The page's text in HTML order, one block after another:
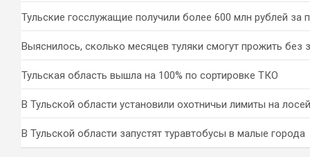
Тульские госслужащие получили более 600 млн рублей за
Выяснилось, сколько месяцев туляки смогут прожить без
Тульская область вышла на 100% по сортировке ТКО
В Тульской области установили охотничьи лимиты на
В Тульской области запустят туравтобусы в малые города